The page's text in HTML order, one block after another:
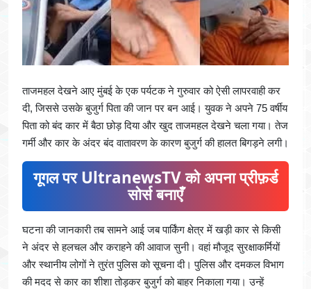
ताजमहल देखने आए मुंबई के एक पर्यटक ने गुरुवार को ऐसी लापरवाही कर
दी, जिससे उसके बुजुर्ग पिता की जान पर बन आई। युवक ने अपने 75 वर्षीय
पिता को बंद कार में बैठा छोड़ दिया और खुद ताजमहल देखने चला गया। तेज
गर्मी और कार के अंदर बंद वातावरण के कारण बुजुर्ग की हालत बिगड़ने लगी।
गूगल पर UltranewsTV को अपना प्रीफ़र्ड
सोर्स बनाएँ
घटना की जानकारी तब सामने आई जब पार्किंग क्षेत्र में खड़ी कार से किसी
ने अंदर से हलचल और कराहने की आवाज सुनी। वहां मौजूद सुरक्षाकर्मियों
और स्थानीय लोगों ने तुरंत पुलिस को सूचना दी। पुलिस और दमकल विभाग
की मदद से कार का शीशा तोड़कर बुजुर्ग को बाहर निकाला गया। उन्हें